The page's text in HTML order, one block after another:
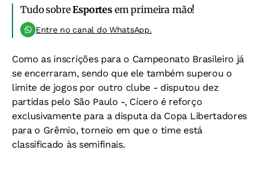
Tudo sobreEsportesem primeira mão!
Entre no canal do WhatsApp.
Como as inscrições para o Campeonato Brasileiro já
se encerraram, sendo que ele também superou o
limite de jogos por outro clube - disputou dez
partidas pelo São Paulo -, Cícero é reforço
exclusivamente para a disputa da Copa Libertadores
para o Grêmio, torneio em que o time está
classificado às semifinais.